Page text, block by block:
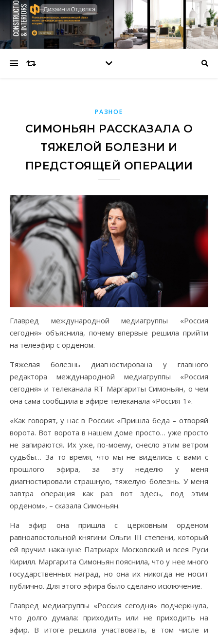
РАЗНОЕ
СИМОНЬЯН РАССКАЗАЛА О
ТЯЖЕЛОЙ БОЛЕЗНИ И
ПРЕДСТОЯЩЕЙ ОПЕРАЦИИ
Главред международной медиагруппы «Россия
сегодня» объяснила, почему впервые решила прийти
на телеэфир с орденом.
Тяжелая болезнь диагностирована у главного
редактора международной медиагруппы «Россия
сегодня» и телеканала RT Маргариты Симоньян, о чем
она сама сообщила в эфире телеканала «Россия-1».
«Как говорят, у нас в России: «Пришла беда – отворяй
ворота. Вот ворота в нашем доме просто… уже просто
не запираются. Их уже, по-моему, снесло этим ветром
судьбы… За то время, что мы не виделись с вами с
прошлого эфира, за эту неделю у меня
диагностировали страшную, тяжелую болезнь. У меня
завтра операция как раз вот здесь, под этим
орденом», – сказала Симоньян.
На эфир она пришла с церковным орденом
равноапостольной княгини Ольги III степени, который
ей вручил накануне Патриарх Московский и всея Руси
Кирилл. Маргарита Симоньян пояснила, что у нее много
государственных наград, но она их никогда не носит
публично. Для этого эфира было сделано исключение.
Главред медиагруппы «Россия сегодня» подчеркнула,
что долго думала: приходить или не приходить на
эфир. В итоге решила участвовать, в том числе и